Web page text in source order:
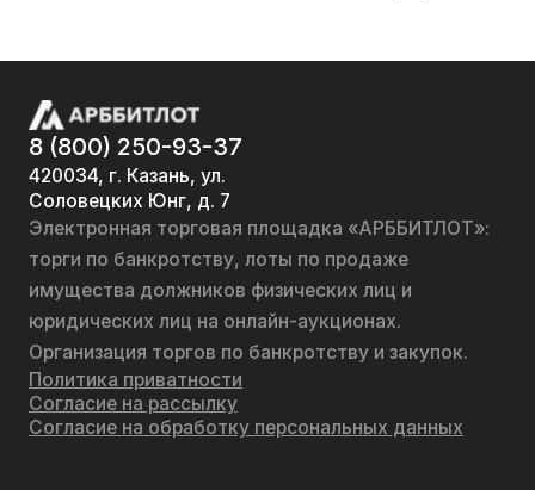
8 (800) 250-93-37
420034, г. Казань, ул.
Соловецких Юнг, д. 7
Электронная торговая площадка «АРББИТЛОТ»:
торги по банкротству, лоты по продаже
имущества должников физических лиц и
юридических лиц на онлайн-аукционах.
Организация торгов по банкротству и закупок.
Политика приватности
Согласие на рассылку
Согласие на обработку персональных данных